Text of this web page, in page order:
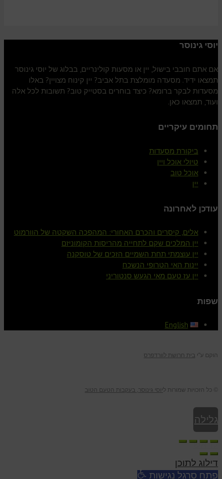
יוסי גינוסר
אם אתם חובבי בישול, יין או מסעות קולינריים, בבלוג של יוסי גינוסר
תמצאו ידיד. מסעדה מומלצת בתל אביב? יין קינוח מצויין? באלו
מסעדות לבקר ברומא? כיצד בוחרים בסטייק טוב? תשובות לכל אלה
ועוד, תמצאו כאן.
תחומים עיקריים
ביקורת מסעדות
טיולי אוכל ויין
אוכל טוב
יין
עודכן לאחרונה
אלים, קיסרים והכרם האחורי: המהפכה השקטה של הוורמוט
יין המלכים שקם לתחייה מהריסות הקומוניזם
יין עוצמתי תחת השמיים הזכים של טוסקנה
יינות האי הטרופי הנשכח
יין עז טעם מאי הגעש סנטוריני
שפות
English
הוקם ע"י בית חרושת לוורדפרס
© כל הזכויות שמורות ליוסי גינוסר, בעקבות הטעם הטוב
גלילה
לראש
העמוד
דילוג לתוכן
פתח סרגל נגישות